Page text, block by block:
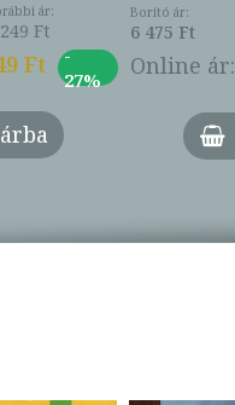
ár:
Ft
Ft
-
27%
Borító ár:
6 475 Ft
Online ár: